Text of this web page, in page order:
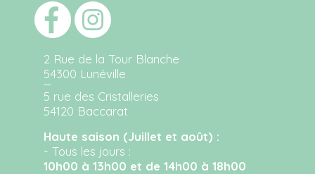
2 Rue de la Tour Blanche
54300 Lunéville
5 rue des Cristalleries
54120 Baccarat
Haute saison (Juillet et août) :
- Tous les jours :
10h00 à 13h00 et de 14h00 à 18h00